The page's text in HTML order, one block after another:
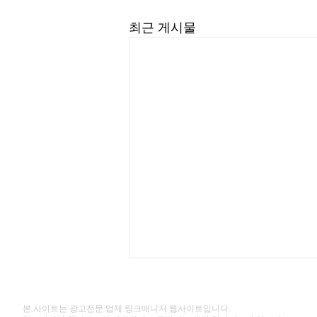
최근 게시물
본 사이트는 광고전문 업체 링크매니저 웹사이트입니다.